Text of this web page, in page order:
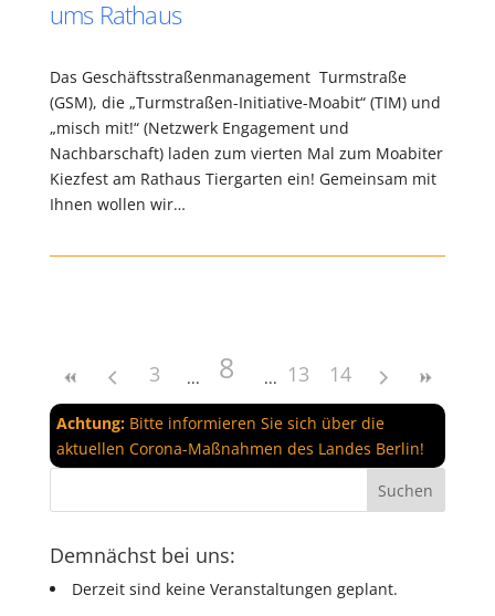
ums Rathaus
Das Geschäftsstraßenmanagement Turmstraße
(GSM), die „Turmstraßen-Initiative-Moabit“ (TIM) und
„misch mit!“ (Netzwerk Engagement und
Nachbarschaft) laden zum vierten Mal zum Moabiter
Kiezfest am Rathaus Tiergarten ein! Gemeinsam mit
Ihnen wollen wir…
3 8 13 14
Achtung:Bitte informieren Sie sich über die
aktuellen Corona-Maßnahmen des Landes Berlin!
Demnächst bei uns:
Derzeit sind keine Veranstaltungen geplant.